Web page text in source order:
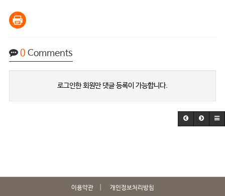
0 Comments
로그인한 회원만 댓글 등록이 가능합니다.
이용약관 개인정보처리방침